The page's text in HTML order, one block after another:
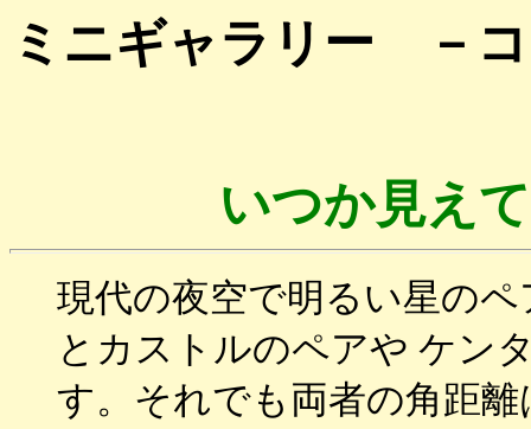
ミニギャラリー －
いつか見え
現代の夜空で明るい星の
とカストルのペアや ケン
す。それでも両者の角距